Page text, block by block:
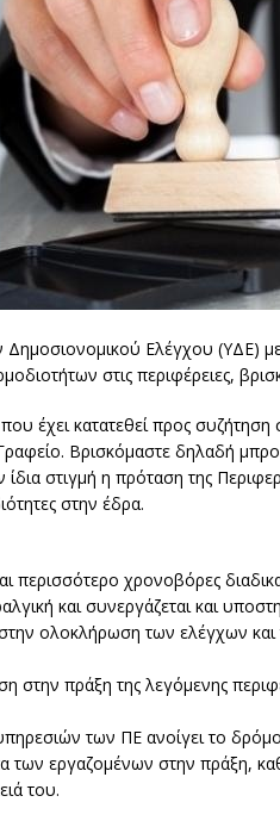
Ελέγχου (ΥΔΕ)
στις περιφέρειες,
έχει κατατεθεί προς
Βρισκόμαστε δηλαδή
ίδια στιγμή η πρόταση της
στην έδρα.
περισσότερο χρονοβόρες
και συνεργάζεται και
στην ολοκλήρωση των ελέγχων
στην πράξη της λεγόμενης
των ΠΕ ανοίγει το
των εργαζομένων στην πράξη,
του.